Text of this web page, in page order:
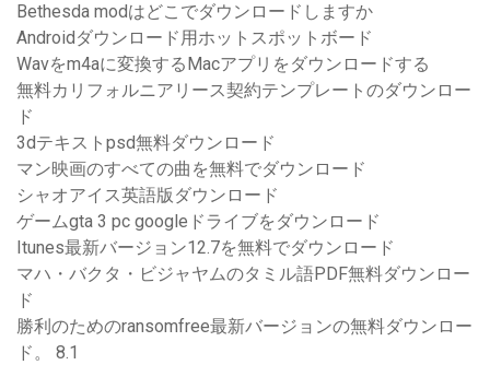
Bethesda modはどこでダウンロードしますか
Androidダウンロード用ホットスポットボード
Wavをm4aに変換するMacアプリをダウンロードする
無料カリフォルニアリース契約テンプレートのダウンロー
ド
3dテキストpsd無料ダウンロード
マン映画のすべての曲を無料でダウンロード
シャオアイス英語版ダウンロード
ゲームgta 3 pc googleドライブをダウンロード
Itunes最新バージョン12.7を無料でダウンロード
マハ・バクタ・ビジャヤムのタミル語PDF無料ダウンロー
ド
勝利のためのransomfree最新バージョンの無料ダウンロー
ド。 8.1